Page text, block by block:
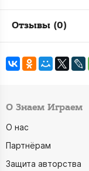
Отзывы (0)
О Знаем Играем
О нас
Партнёрам
Защита авторства